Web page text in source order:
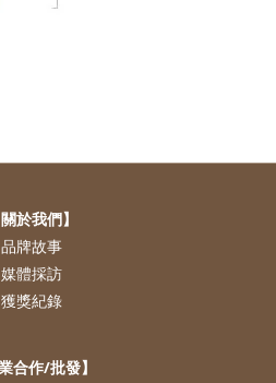
關於我們】
品牌故事
媒體採訪
獲獎紀錄
業合作/批發】